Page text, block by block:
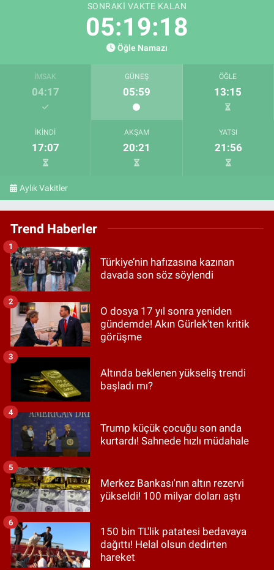
SONRAKI VAKTE KALAN
05:19:17
Öğle Namazı
İMSAK
04:17
GÜNEŞ
05:59
ÖĞLE
13:15
İKINDI
17:07
AKŞAM
20:21
YATSI
21:56
Aylık Vakitler
Trend Haberler
Türkiye’nin hafızasına kazınan
davada son söz söylendi
1
O dosya 17 yıl sonra yeniden
gündemde! Akın Gürlek'ten kritik
görüşme
2
Altında beklenen yükseliş trendi
başladı mı?
3
Trump küçük çocuğu son anda
kurtardı! Sahnede hızlı müdahale
4
Merkez Bankası'nın altın rezervi
yükseldi! 100 milyar doları aştı
5
150 bin TL'lik patatesi bedavaya
dağıttı! Helal olsun dedirten
hareket
6